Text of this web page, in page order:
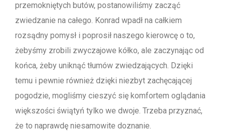
przemokniętych butów, postanowiliśmy zacząć
zwiedzanie na całego. Konrad wpadł na całkiem
rozsądny pomysł i poprosił naszego kierowcę o to,
żebyśmy zrobili zwyczajowe kółko, ale zaczynając od
końca, żeby uniknąć tłumów zwiedzających. Dzięki
temu i pewnie również dzięki niezbyt zachęcającej
pogodzie, mogliśmy cieszyć się komfortem oglądania
większości świątyń tylko we dwoje. Trzeba przyznać,
że to naprawdę niesamowite doznanie.